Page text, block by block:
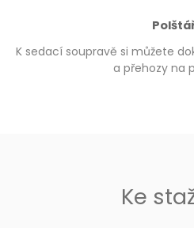
K sedací soupravě si můžete
a přehozy na
Ke